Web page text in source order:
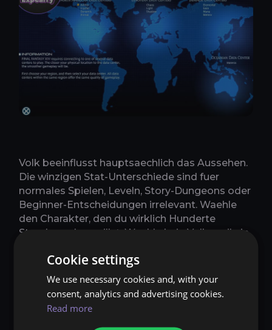
Volk beeinflusst hauptsaechlich das Aussehen.
Die winzigen Stat-Unterschiede sind fuer
normales Spielen, Leveln, Story-Dungeons oder
Beginner-Entscheidungen irrelevant. Waehle
den Charakter, den du wirklich Hunderte
Stunden sehen willst. Waehle kein Volk, weil ein
Kampfgewinn versprochen hat. Dieser Weg
fuehrt zur Tabellenkalkulationsanbetung.
Serverwahl ist wichtiger, besonders wenn du
Freunde hast, die bereits spielen. Erstelle
Cookie settings
We use necessary cookies and, with your
consent, analytics and advertising cookies.
Read more